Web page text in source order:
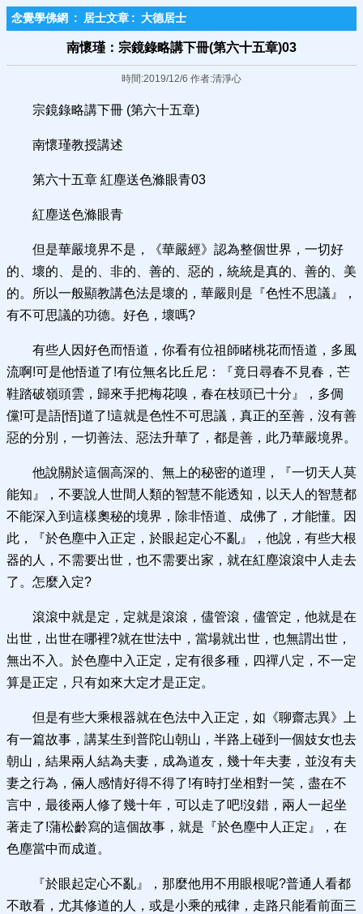
念覺學佛網 : 居士文章 : 大德居士
南懷瑾：宗鏡錄略講下冊(第六十五章)03
時間:2019/12/6 作者:清淨心
宗鏡錄略講下冊 (第六十五章)
南懷瑾教授講述
第六十五章 紅塵送色滌眼青03
紅塵送色滌眼青
但是華嚴境界不是，《華嚴經》認為整個世界，一切好
的、壞的、是的、非的、善的、惡的，統統是真的、善的、美
的。所以一般顯教講色法是壞的，華嚴則是『色性不思議』，
有不可思議的功德。好色，壞嗎?
有些人因好色而悟道，你看有位祖師睹桃花而悟道，多風
流啊!可是他悟道了!有位無名比丘尼：『竟日尋春不見春，芒
鞋踏破嶺頭雲，歸來手把梅花嗅，春在枝頭已十分』，多倜
儻!可是語[悟]道了!這就是色性不可思議，真正的至善，沒有善
惡的分別，一切善法、惡法升華了，都是善，此乃華嚴境界。
他說關於這個高深的、無上的秘密的道理，『一切天人莫
能知』，不要說人世間人類的智慧不能透知，以天人的智慧都
不能深入到這樣奧秘的境界，除非悟道、成佛了，才能懂。因
此，『於色塵中入正定，於眼起定心不亂』，他說，有些大根
器的人，不需要出世，也不需要出家，就在紅塵滾滾中人走去
了。怎麼入定?
滾滾中就是定，定就是滾滾，儘管滾，儘管定，他就是在
出世，出世在哪裡?就在世法中，當場就出世，也無謂出世，
無出不入。於色塵中入正定，定有很多種，四禪八定，不一定
算是正定，只有如來大定才是正定。
但是有些大乘根器就在色法中入正定，如《聊齋志異》上
有一篇故事，講某生到普陀山朝山，半路上碰到一個妓女也去
朝山，結果兩人結為夫妻，成為道友，幾十年夫妻，並沒有夫
妻之行為，倆人感情好得不得了!有時打坐相對一笑，盡在不
言中，最後兩人修了幾十年，可以走了吧!沒錯，兩人一起坐
著走了!蒲松齡寫的這個故事，就是『於色塵中人正定』，在
色塵當中而成道。
『於眼起定心不亂』，那麼他用不用眼根呢?普通人看都
不敢看，尤其修道的人，或是小乘的戒律，走路只能看前面三